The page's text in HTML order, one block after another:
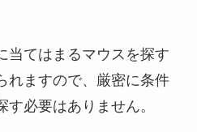
当てはまるマウスを探す
れますので、厳密に条件
必要はありません。